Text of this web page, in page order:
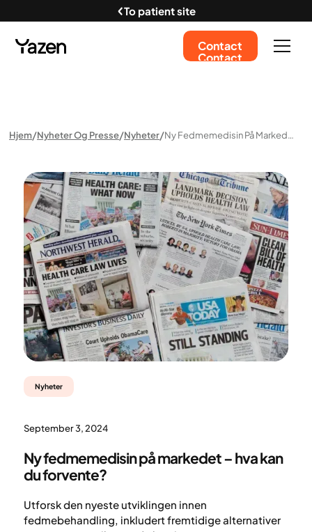
To patient site
Contact
Contact
Hjem Nyheter Og Presse Nyheter Ny Fedmemedisin På Markedet – Hva Kan Du Forvente?
Nyheter
September 3, 2024
Ny fedmemedisin på markedet – hva kan
du forvente?
Utforsk den nyeste utviklingen innen
fedmebehandling, inkludert fremtidige alternativer